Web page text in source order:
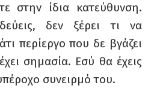
στην ίδια κατεύθυνση.
δεν ξέρει τι να
περίεργο που δε βγάζει
σημασία. Εσύ θα έχεις
συνειρμό του.